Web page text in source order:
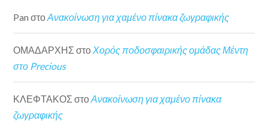
Pan στοΑνακοίνωση για χαμένο πίνακα ζωγραφικής
ΟΜΑΔΑΡΧΗΣ στοΧορός ποδοσφαιρικής ομάδας Μέντη
στο Precious
ΚΛΕΦΤΑΚΟΣ στοΑνακοίνωση για χαμένο πίνακα
ζωγραφικής